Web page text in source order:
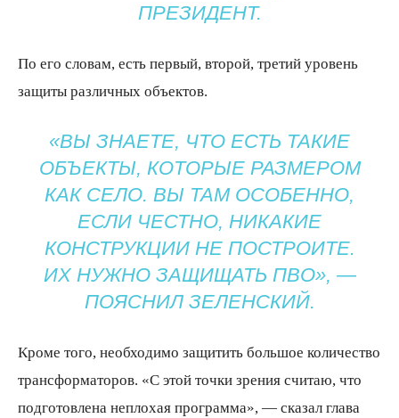
ПРЕЗИДЕНТ.
По его словам, есть первый, второй, третий уровень
защиты различных объектов.
«ВЫ ЗНАЕТЕ, ЧТО ЕСТЬ ТАКИЕ
ОБЪЕКТЫ, КОТОРЫЕ РАЗМЕРОМ
КАК СЕЛО. ВЫ ТАМ ОСОБЕННО,
ЕСЛИ ЧЕСТНО, НИКАКИЕ
КОНСТРУКЦИИ НЕ ПОСТРОИТЕ.
ИХ НУЖНО ЗАЩИЩАТЬ ПВО», —
ПОЯСНИЛ ЗЕЛЕНСКИЙ.
Кроме того, необходимо защитить большое количество
трансформаторов. «С этой точки зрения считаю, что
подготовлена неплохая программа», — сказал глава